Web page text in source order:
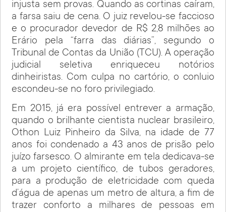
injusta sem provas. Quando as cortinas caíram,
a farsa saiu de cena. O juiz revelou-se faccioso
e o procurador devedor de R$ 2,8 milhões ao
Erário pela “farra das diárias”, segundo o
Tribunal de Contas da União (TCU). A operação
judicial seletiva enriqueceu notórios
dinheiristas. Com culpa no cartório, o conluio
escondeu-se no foro privilegiado.
Em 2015, já era possível entrever a armação,
quando o brilhante cientista nuclear brasileiro,
Othon Luiz Pinheiro da Silva, na idade de 77
anos foi condenado a 43 anos de prisão pelo
juízo farsesco. O almirante em tela dedicava-se
a um projeto científico, de tubos geradores,
para a produção de eletricidade com queda
d’água de apenas um metro de altura, a fim de
trazer conforto a milhares de pessoas em